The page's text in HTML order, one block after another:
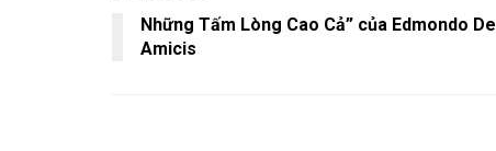
Những Tấm Lòng Cao Cả” của Edmondo De
Amicis